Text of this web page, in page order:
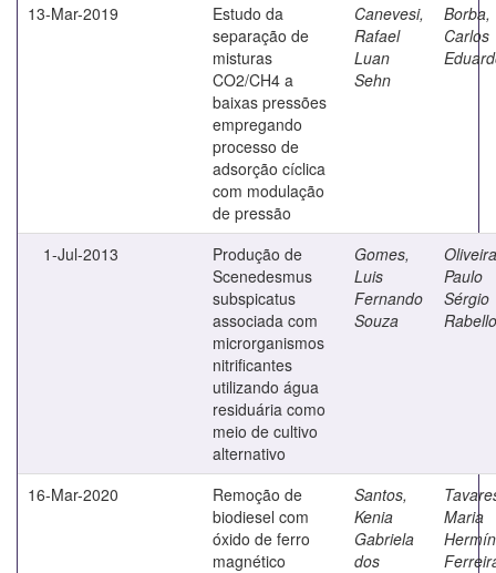
13-Mar-2019
Estudo da
separação de
misturas
CO2/CH4 a
baixas pressões
empregando
processo de
adsorção cíclica
com modulação
de pressão
Canevesi,
Rafael
Luan
Sehn
Borba,
Carlos
1-Jul-2013
Produção de
Scenedesmus
subspicatus
associada com
microrganismos
nitrificantes
utilizando água
residuária como
meio de cultivo
alternativo
Gomes,
Luis
Fernando
Souza
Paulo
Sérgio
16-Mar-2020
Remoção de
biodiesel com
óxido de ferro
magnético
Santos,
Kenia
Gabriela
dos
Maria